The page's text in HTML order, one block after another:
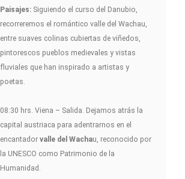
Paisajes: Siguiendo el curso del Danubio,
recorreremos el romántico valle del Wachau,
entre suaves colinas cubiertas de viñedos,
pintorescos pueblos medievales y vistas
fluviales que han inspirado a artistas y
poetas.
08:30 hrs. Viena – Salida. Dejamos atrás la
capital austriaca para adentrarnos en el
encantador valle del Wachau, reconocido por
la UNESCO como Patrimonio de la
Humanidad.